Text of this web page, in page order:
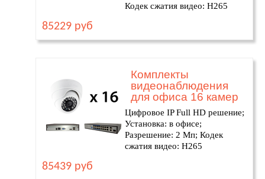
Кодек сжатия видео: H265
85229 руб
Комплекты
видеонаблюдения
для офиса 16 камер
Цифровое IP Full HD решение;
Установка: в офисе;
Разрешение: 2 Мп; Кодек
сжатия видео: H265
85439 руб